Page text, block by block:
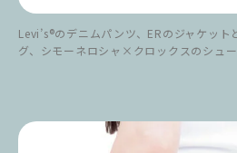
Levi’s®のデニムパンツ、ERのジャケッ
グ、シモーネロシャ×クロックスのシュ